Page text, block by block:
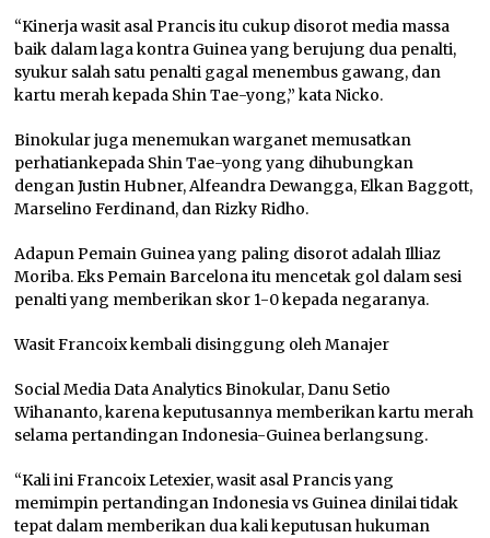
“Kinerja wasit asal Prancis itu cukup disorot media massa
baik dalam laga kontra Guinea yang berujung dua penalti,
syukur salah satu penalti gagal menembus gawang, dan
kartu merah kepada Shin Tae-yong,” kata Nicko.
Binokular juga menemukan warganet memusatkan
perhatiankepada Shin Tae-yong yang dihubungkan
dengan Justin Hubner, Alfeandra Dewangga, Elkan Baggott,
Marselino Ferdinand, dan Rizky Ridho.
Adapun Pemain Guinea yang paling disorot adalah Illiaz
Moriba. Eks Pemain Barcelona itu mencetak gol dalam sesi
penalti yang memberikan skor 1-0 kepada negaranya.
Wasit Francoix kembali disinggung oleh Manajer
Social Media Data AnalyticsBinokular, Danu Setio
Wihananto, karena keputusannya memberikan kartu merah
selama pertandingan Indonesia-Guinea berlangsung.
“Kali ini Francoix Letexier, wasit asal Prancis yang
memimpin pertandingan Indonesia vs Guinea dinilai tidak
tepat dalam memberikan dua kali keputusan hukuman